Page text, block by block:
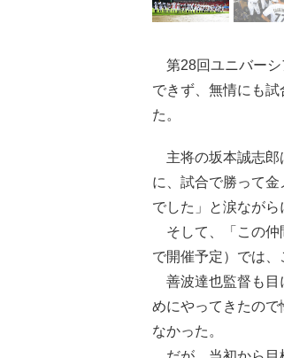
第28回ユニバーシ
できず、無情にも
た。
主将の坂本誠志郎
に、試合で勝って
でした」と涙ながら
そして、「この仲
で開催予定）では、
善波達也監督も目
めにやってきたの
なかった。